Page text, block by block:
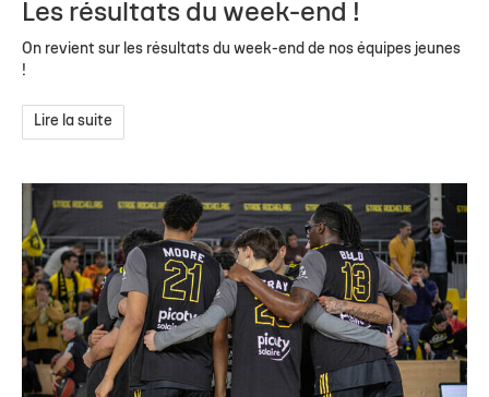
Les résultats du week-end !
On revient sur les résultats du week-end de nos équipes jeunes
!
Lire la suite